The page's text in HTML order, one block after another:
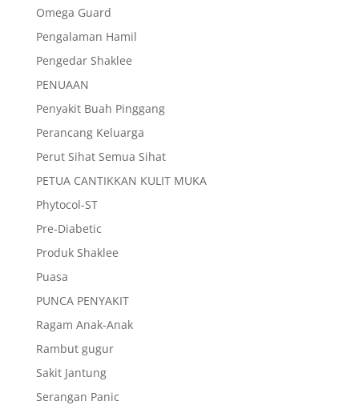
Omega Guard
Pengalaman Hamil
Pengedar Shaklee
PENUAAN
Penyakit Buah Pinggang
Perancang Keluarga
Perut Sihat Semua Sihat
PETUA CANTIKKAN KULIT MUKA
Phytocol-ST
Pre-Diabetic
Produk Shaklee
Puasa
PUNCA PENYAKIT
Ragam Anak-Anak
Rambut gugur
Sakit Jantung
Serangan Panic